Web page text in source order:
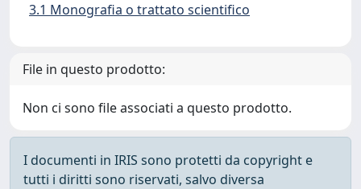
3.1 Monografia o trattato scientifico
File in questo prodotto:
Non ci sono file associati a questo prodotto.
I documenti in IRIS sono protetti da copyright e
tutti i diritti sono riservati, salvo diversa